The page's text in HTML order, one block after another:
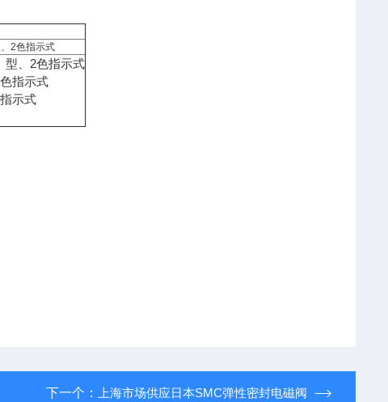
2色指示式
型、2色指示式
指示式
示式
下一个： 上海市场供应日本SMC弹性密封电磁阀